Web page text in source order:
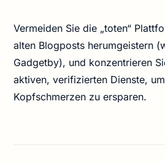
Vermeiden Sie die „toten“
alten Blogposts herumgeistern
Gadgetby), und konzentrieren
aktiven, verifizierten Dienste,
Kopfschmerzen zu ersparen.